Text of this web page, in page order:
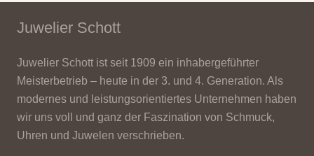
Juwelier Schott
Juwelier Schott ist seit 1909 ein inhabergeführter
Meisterbetrieb – heute in der 3. und 4. Generation. Als
modernes und leistungsorientiertes Unternehmen haben
wir uns voll und ganz der Faszination von Schmuck,
Uhren und Juwelen verschrieben.